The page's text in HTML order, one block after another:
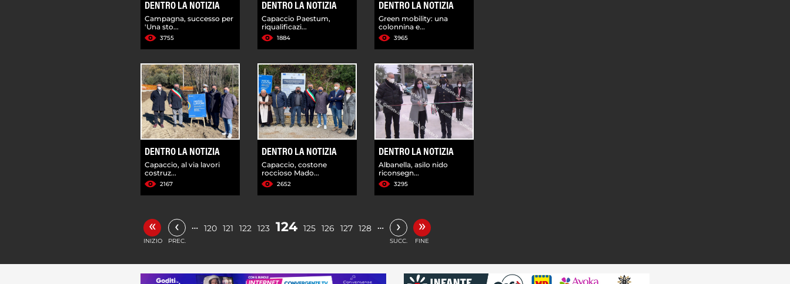
DENTRO LA NOTIZIA
Campagna, successo per
'Una sto...
3755
DENTRO LA NOTIZIA
Capaccio Paestum,
riqualificazi...
1884
DENTRO LA NOTIZIA
Green mobility: una
colonnina e...
3965
DENTRO LA NOTIZIA
Capaccio, al via lavori
costruz...
2167
DENTRO LA NOTIZIA
Capaccio, costone
roccioso Mado...
2652
DENTRO LA NOTIZIA
Albanella, asilo nido
riconsegn...
3295
«
INIZIO
‹
PREC.
… 120 121 122 123 124 125 126 127 128 … ›
SUCC.
»
FINE